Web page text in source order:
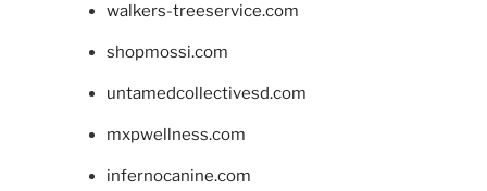
walkers-treeservice.com
shopmossi.com
untamedcollectivesd.com
mxpwellness.com
infernocanine.com